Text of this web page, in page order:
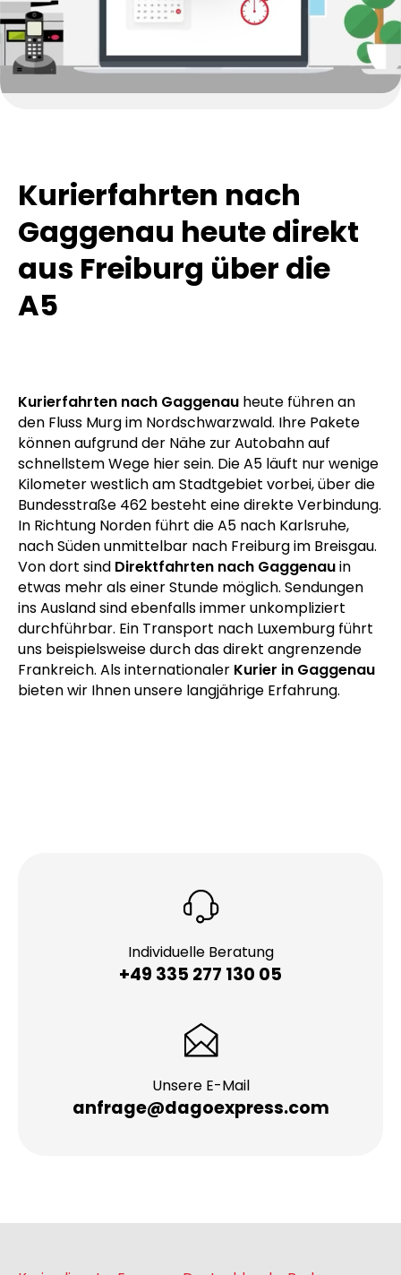
Kurierfahrten nach
Gaggenau heute direkt
A5
Kurierfahrten nach Gaggenauheute führen an
den Fluss Murg im Nordschwarzwald. Ihre Pakete
können aufgrund der Nähe zur Autobahn auf
schnellstem Wege hier sein. Die A5 läuft nur wenige
Kilometer westlich am Stadtgebiet vorbei, über die
Bundesstraße 462 besteht eine direkte Verbindung.
In Richtung Norden führt die A5 nach Karlsruhe,
nach Süden unmittelbar nach Freiburg im Breisgau.
Von dort sindDirektfahrten nach Gaggenauin
etwas mehr als einer Stunde möglich. Sendungen
ins Ausland sind ebenfalls immer unkompliziert
Individuelle Beratung
+49 335 277 130 05